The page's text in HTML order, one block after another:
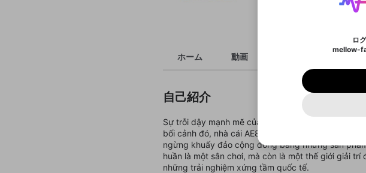
検索履
いいえ
ホーム 動画 プ
自己紹介
Sự trỗi dậy mạnh mẽ của các nền tảng giải trí trực
bối cảnh đó, nhà cái AE888 đã nhanh chóng
ngừng khuấy đảo cộng đồng bằng những sản
huần là một sân chơi, mà còn là một thế giới giải
những trải nghiệm xứng tầm quốc tế.
ブロッ
キャンセ
この動
動画プレイ
動画プレイリス
動
サービスを利用
利用規
mellow-fanの利用
スとのID連携に関
ください
進みください。
mellow-fanの利用
スとのID連携に関
ください
パスワードを
アカウントを
ロ
mellow-
登録したメール
に、パス
確認くださ
お住まいの地域
ご登録いただい
使用いたします。
一部サービスを
必要です。
及び
いないかご確認
セッショ
わいせつな表現
著作権の侵害
なりすまし行
ねずみ講やマ
報告された問題に
をスタッフが確認
は、利用規約違反
Discord
Discordは第三者が
fanとは関わりがあ
お答えすることが
ミュニティ特典の
外部サービスとの